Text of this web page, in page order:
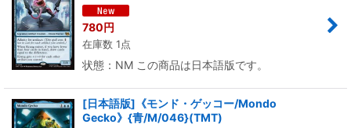
780円
在庫数 1点
状態：NM この商品は日本語版です。
[日本語版]《モンド・ゲッコー/Mondo
Gecko》{青/M/046}(TMT)